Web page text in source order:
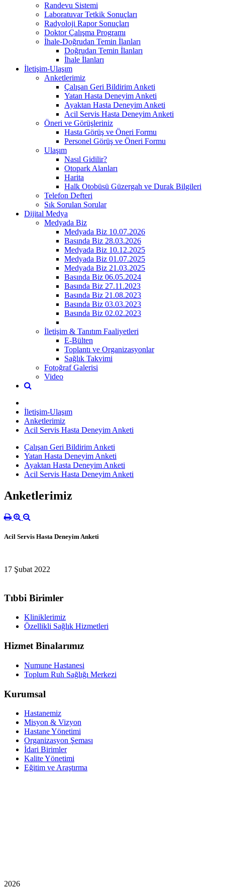
Randevu Sistemi
Laboratuvar Tetkik Sonuçları
Radyoloji Rapor Sonuçları
Doktor Çalışma Programı
İhale-Doğrudan Temin İlanları
Doğrudan Temin İlanları
İhale İlanları
İletişim-Ulaşım
Anketlerimiz
Çalışan Geri Bildirim Anketi
Yatan Hasta Deneyim Anketi
Ayaktan Hasta Deneyim Anketi
Acil Servis Hasta Deneyim Anketi
Öneri ve Görüşleriniz
Hasta Görüş ve Öneri Formu
Personel Görüş ve Öneri Formu
Ulaşım
Nasıl Gidilir?
Otopark Alanları
Harita
Halk Otobüsü Güzergah ve Durak Bilgileri
Telefon Defteri
Sık Sorulan Sorular
Dijital Medya
Medyada Biz
Medyada Biz 10.07.2026
Basında Biz 28.03.2026
Medyada Biz 10.12.2025
Medyada Biz 01.07.2025
Medyada Biz 21.03.2025
Basında Biz 06.05.2024
Basında Biz 27.11.2023
Basında Biz 21.08.2023
Basında Biz 03.03.2023
Basında Biz 02.02.2023
İletişim & Tanıtım Faaliyetleri
E-Bülten
Toplantı ve Organizasyonlar
Sağlık Takvimi
Fotoğraf Galerisi
Video
İletişim-Ulaşım
Anketlerimiz
Acil Servis Hasta Deneyim Anketi
Çalışan Geri Bildirim Anketi
Yatan Hasta Deneyim Anketi
Ayaktan Hasta Deneyim Anketi
Acil Servis Hasta Deneyim Anketi
Anketlerimiz
Acil Servis Hasta Deneyim Anketi
17 Şubat 2022
Tıbbi Birimler
Kliniklerimiz
Özellikli Sağlık Hizmetleri
Hizmet Binalarımız
Numune Hastanesi
Toplum Ruh Sağlığı Merkezi
Kurumsal
Hastanemiz
Misyon & Vizyon
Hastane Yönetimi
Organizasyon Şeması
İdari Birimler
Kalite Yönetimi
Eğitim ve Araştırma
2026